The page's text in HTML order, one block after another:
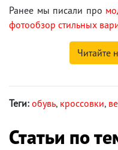
Ранее мы писали про
фотообзор стильных
Читайте
Теги: обувь, кроссовки,
Статьи по